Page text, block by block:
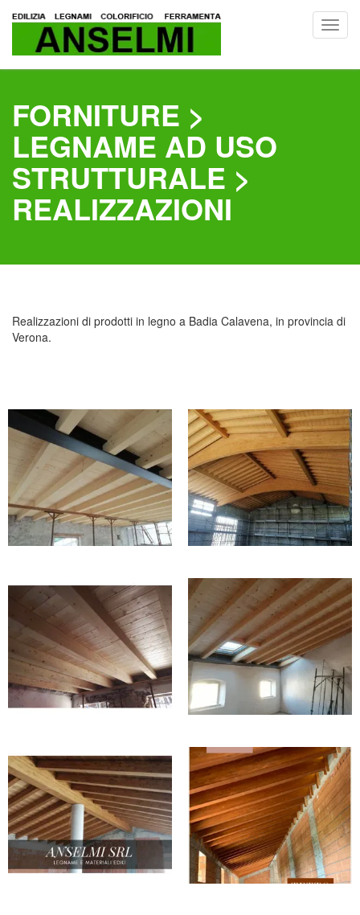
FORNITURE >
LEGNAME AD USO
STRUTTURALE >
REALIZZAZIONI
Realizzazioni di prodotti in legno a Badia Calavena, in provincia di
Verona.